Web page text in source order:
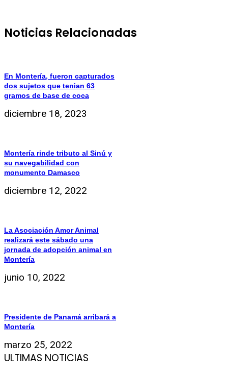
Noticias Relacionadas
En Montería, fueron capturados
dos sujetos que tenian 63
gramos de base de coca
diciembre 18, 2023
Montería rinde tributo al Sinú y
su navegabilidad con
monumento Damasco
diciembre 12, 2022
La Asociación Amor Animal
realizará este sábado una
jornada de adopción animal en
Montería
junio 10, 2022
Presidente de Panamá arribará a
Montería
marzo 25, 2022
ULTIMAS NOTICIAS